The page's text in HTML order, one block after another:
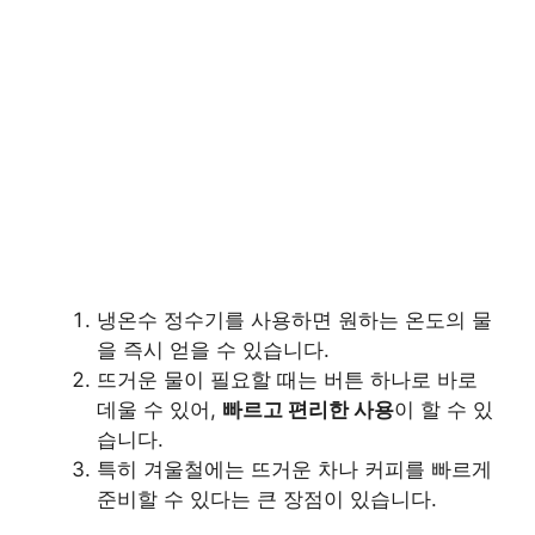
냉온수 정수기를 사용하면 원하는 온도의 물
을 즉시 얻을 수 있습니다.
뜨거운 물이 필요할 때는 버튼 하나로 바로
데울 수 있어, 빠르고 편리한 사용이 할 수 있
습니다.
특히 겨울철에는 뜨거운 차나 커피를 빠르게
준비할 수 있다는 큰 장점이 있습니다.